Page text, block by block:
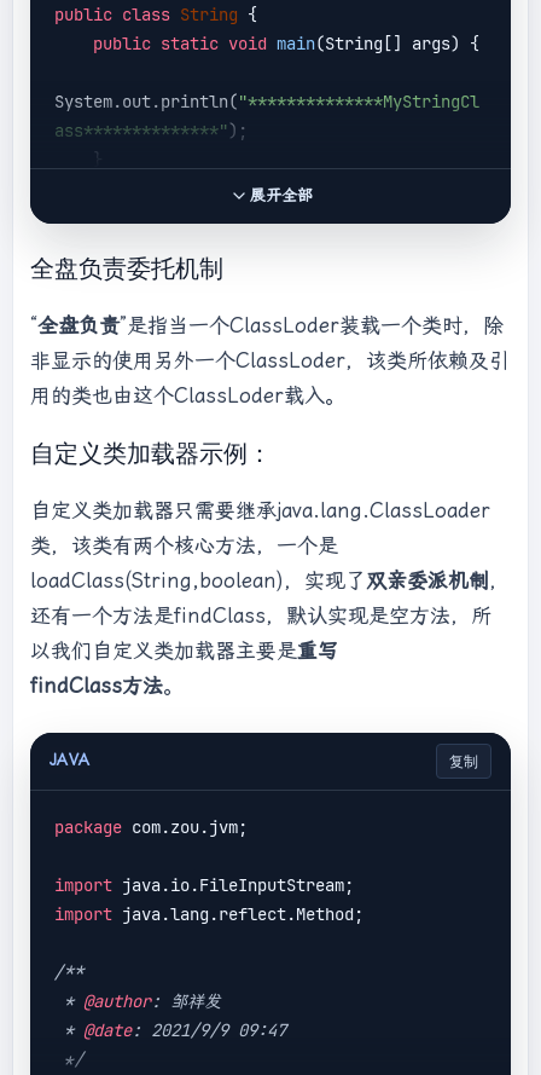
// from the non-null
parent class loader
if (c ==
then invoke findClass in order
System.nanoTime();
findClass方法在加载器的类路径里查找并加载该类
                    c = findClass(name);
class loader; record the stats
sun.misc.PerfCounter.getParentDelegationTime
().addTime(t1 - t0);
sun.misc.PerfCounter.getFindClassTime().addE
lapsedTimeFrom(t1);
sun.misc.PerfCounter.getFindClasses().increm
                }
            }
if (resolve) {
//不会执行
            }
return c;
public class String {
public static void main(String[] args) {
System.out.println("**************MyStringCl
ass**************");
错误: 在类 java.lang.String 中找不到 main 方法,
public static void main(String[] args)
否则 JavaFX 应用程序类必须扩展
javafx.application.Application
展开全部
全盘负责委托机制
“全盘负责”是指当一个ClassLoder装载一个类时，除
非显示的使用另外一个ClassLoder，该类所依赖及引
用的类也由这个ClassLoder载入。
自定义类加载器示例：
自定义类加载器只需要继承java.lang.ClassLoader
类，该类有两个核心方法，一个是
loadClass(String,boolean)，实现了 双亲委派机制 ，
还有一个方法是findClass，默认实现是空方法，所
以我们自定义类加载器主要是重写
findClass方法。
JAVA 复制
package com.zou.jvm;
import
import java.lang.reflect.Method;
/**
* @author: 邹祥发
* @date: 2021/9/9 09:47
*/